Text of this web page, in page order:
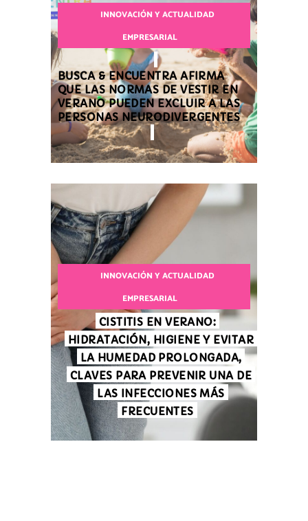
INNOVACIÓN Y ACTUALIDAD
EMPRESARIAL
BUSCA & ENCUENTRA AFIRMA
QUE LAS NORMAS DE VESTIR EN
VERANO PUEDEN EXCLUIR A LAS
PERSONAS NEURODIVERGENTES
INNOVACIÓN Y ACTUALIDAD
EMPRESARIAL
CISTITIS EN VERANO:
HIDRATACIÓN, HIGIENE Y EVITAR
LA HUMEDAD PROLONGADA,
CLAVES PARA PREVENIR UNA DE
LAS INFECCIONES MÁS
FRECUENTES